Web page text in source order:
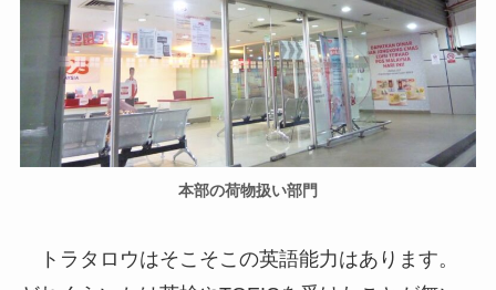
本部の荷物扱い部門
トラタロウはそこそこの英語能力はあります。